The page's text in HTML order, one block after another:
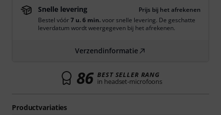
Productvariaties
Snelle levering
Prijs bij het afrekenen
Bestel vóór7 u. 6 min.voor snelle levering. De geschatte
leverdatum wordt weergegeven bij het afrekenen.
Verzendinformatie
86 BEST SELLER RANG
in headset-microfoons